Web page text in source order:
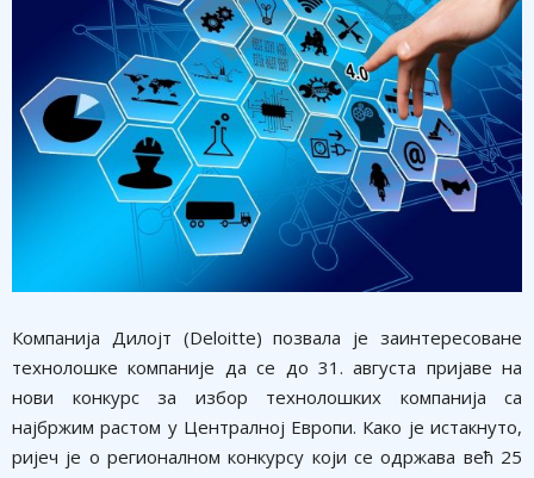
Компанија Дилојт (Deloitte) позвала је заинтересоване
технолошке компаније да се до 31. августа пријаве на
нови конкурс за избор технолошких компанија са
најбржим растом у Централној Европи. Како је истакнуто,
ријеч је о регионалном конкурсу који се одржава већ 25